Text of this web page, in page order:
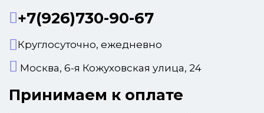
+7(926)730-90-67
Круглосуточно, ежедневно
Москва, 6-я Кожуховская улица, 24
Принимаем к оплате